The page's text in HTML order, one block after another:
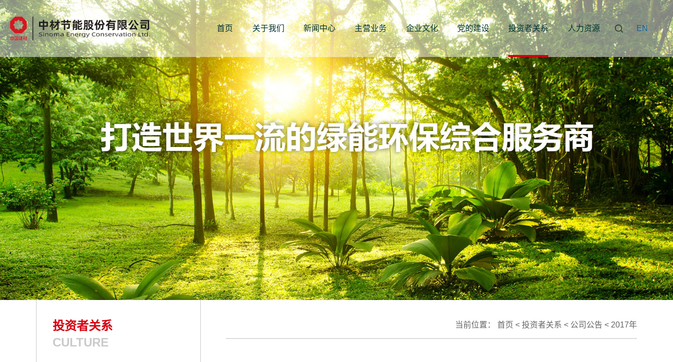
首页 关于我们 新闻中心 主营业务 企业文化 党的建设 投资者关系 人力资源 EN
当前位置： 首页 < 投资者关系 < 公司公告 < 2017年
投资者关系
CULTURE